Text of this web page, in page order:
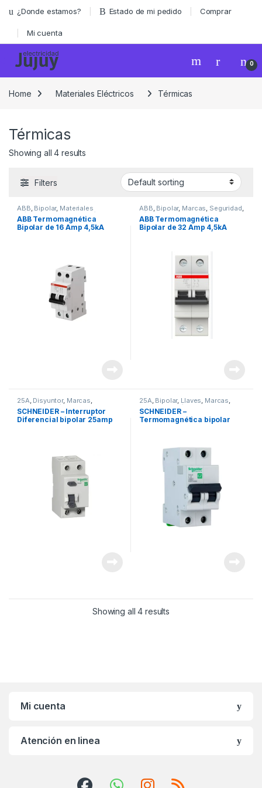
¿Donde estamos? Estado de mi pedido Comprar
Mi cuenta
0
Home Materiales Eléctricos Térmicas
Térmicas
Showing all 4 results
Filters
ABB, Bipolar, Materiales
Eléctricos Seguridad, Térmicas
ABB Termomagnética
Bipolar de 16 Amp 4,5kA
ABB, Bipolar, Marcas, Seguridad,
Térmicas
ABB Termomagnética
Bipolar de 32 Amp 4,5kA
25A Disyuntor, Marcas
Materiales Eléctricos Schneider
Seguridad,Tableros y Gabinetes
Térmicas
SCHNEIDER – Interruptor
Diferencial bipolar 25amp
25A Bipolar, Llaves Marcas
Materiales Eléctricos Schneider
Seguridad,Térmicas
SCHNEIDER –
Termomagnética bipolar
Showing all 4 results
Mi cuenta
Atención en linea